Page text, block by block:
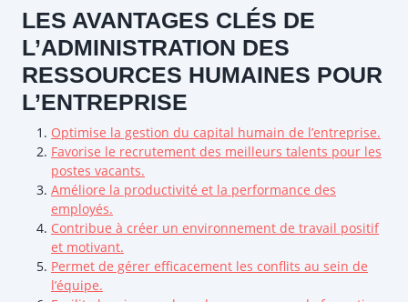
LES AVANTAGES CLÉS DE
L’ADMINISTRATION DES
RESSOURCES HUMAINES POUR
L’ENTREPRISE
Optimise la gestion du capital humain de l’entreprise.
Favorise le recrutement des meilleurs talents pour les
postes vacants.
Améliore la productivité et la performance des
employés.
Contribue à créer un environnement de travail positif
et motivant.
Permet de gérer efficacement les conflits au sein de
l’équipe.